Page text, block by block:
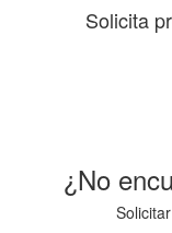
Solicita
¿No